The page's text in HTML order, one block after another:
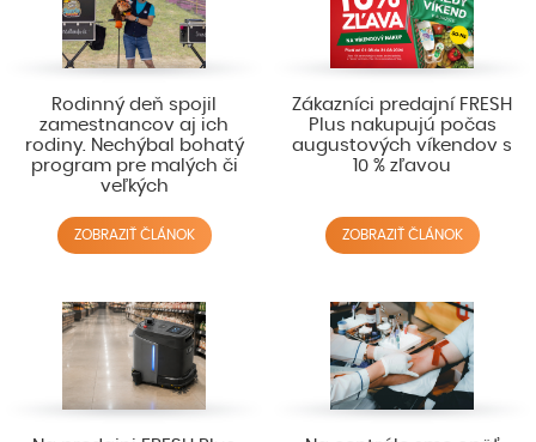
Rodinný deň spojil
zamestnancov aj ich
rodiny. Nechýbal bohatý
program pre malých či
veľkých
ZOBRAZIŤ ČLÁNOK
Zákazníci predajní FRESH
Plus nakupujú počas
augustových víkendov s
10 % zľavou
ZOBRAZIŤ ČLÁNOK